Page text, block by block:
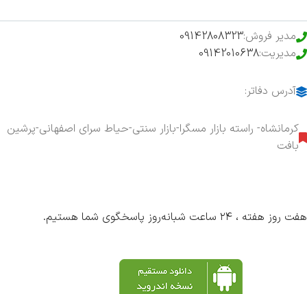
مدیر فروش:09142808323
مدیریت:09142010638
آدرس دفاتر:
کرمانشاه- راسته بازار مسگرا-بازار سنتی-حیاط سرای اصفهانی-پرشین
بافت
هفت روز هفته ، ۲۴ ساعت شبانه‌روز پاسخگوی شما هستیم.